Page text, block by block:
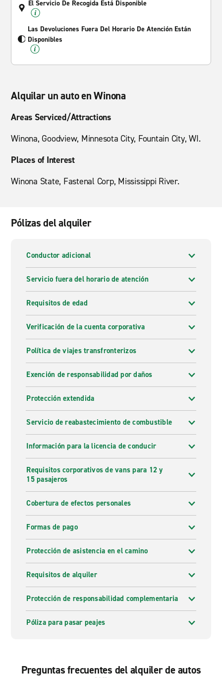
El Servicio De Recogida Está Disponible
Las Devoluciones Fuera Del Horario De Atención Están
Disponibles
Alquilar un auto en Winona
Areas Serviced/Attractions
Winona, Goodview, Minnesota City, Fountain City, WI.
Places of Interest
Winona State, Fastenal Corp, Mississippi River.
Pólizas del alquiler
Conductor adicional
Servicio fuera del horario de atención
Requisitos de edad
Verificación de la cuenta corporativa
Política de viajes transfronterizos
Exención de responsabilidad por daños
Protección extendida
Servicio de reabastecimiento de combustible
Información para la licencia de conducir
Requisitos corporativos de vans para 12 y
15 pasajeros
Cobertura de efectos personales
Formas de pago
Protección de asistencia en el camino
Requisitos de alquiler
Protección de responsabilidad complementaria
Póliza para pasar peajes
Preguntas frecuentes del alquiler de autos